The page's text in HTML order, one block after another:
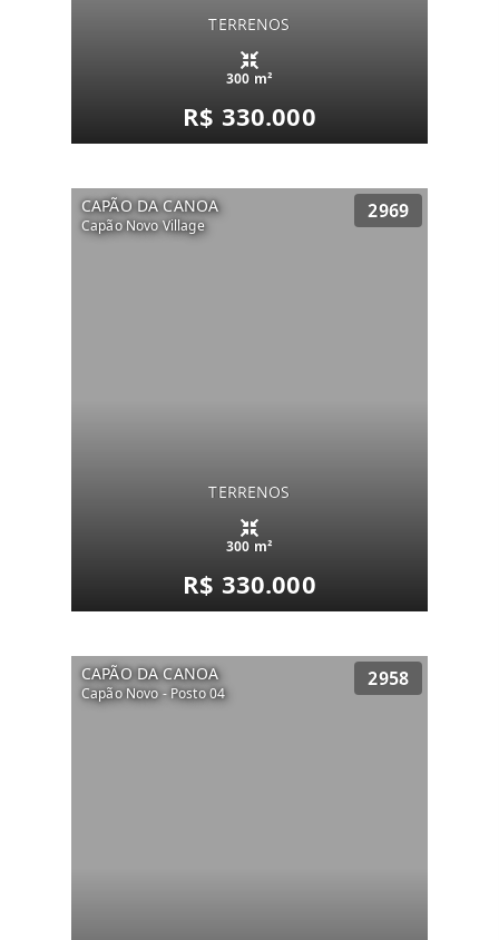
TERRENOS
300 m²
R$ 330.000
CAPÃO DA CANOA
Capão Novo Village
2969
TERRENOS
300 m²
R$ 330.000
CAPÃO DA CANOA
Capão Novo - Posto 04
2958